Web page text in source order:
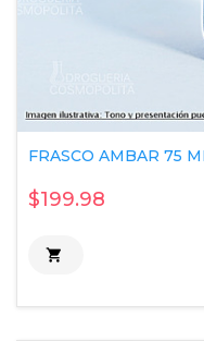
FRASCO AMBAR 75
$199.98
